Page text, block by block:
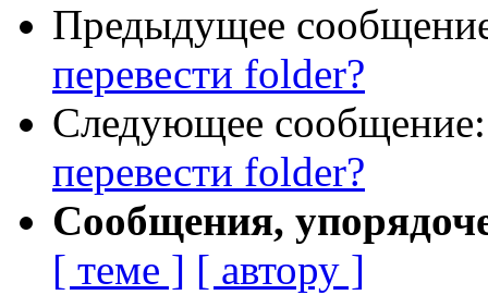
Предыдущее
перевести folder?
Следующее
перевести folder?
Сообщения,
[ теме ] [ автору ]